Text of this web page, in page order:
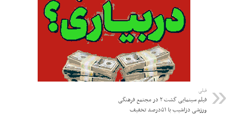
قبلی
فیلم سینمایی گشت ۲ در مجتمع فرهنگی
ورزشی دزاشیب با ۵۱درصد تخفیف